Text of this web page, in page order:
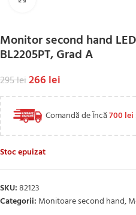
Monitor second hand
BL2205PT, Grad A
295lei266 lei
Comandă de Încă700 lei
Stoc epuizat
SKU:82123
Categorii: Monitoare second hand,